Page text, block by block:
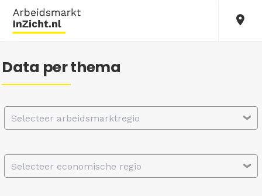
Data per thema
Selecteer arbeidsmarktregio
Selecteer economische regio